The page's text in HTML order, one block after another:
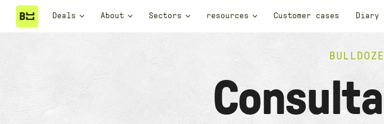
Deals About Sectors resources Customer cases Diary